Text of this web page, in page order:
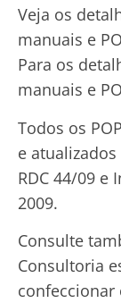
Veja os
manuais e
Para os
manuais e
Todos os
e
RDC 44/09 e
2009.
Consulte
Consultoria
confeccionar